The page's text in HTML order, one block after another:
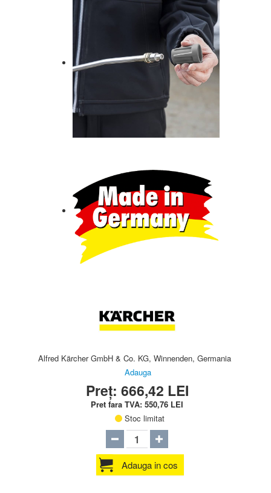
Alfred Kärcher GmbH & Co. KG, Winnenden, Germania
Adauga
Preț: 666,42 LEI
Pret fara TVA:550,76 LEI
Stoc limitat
Adauga in cos